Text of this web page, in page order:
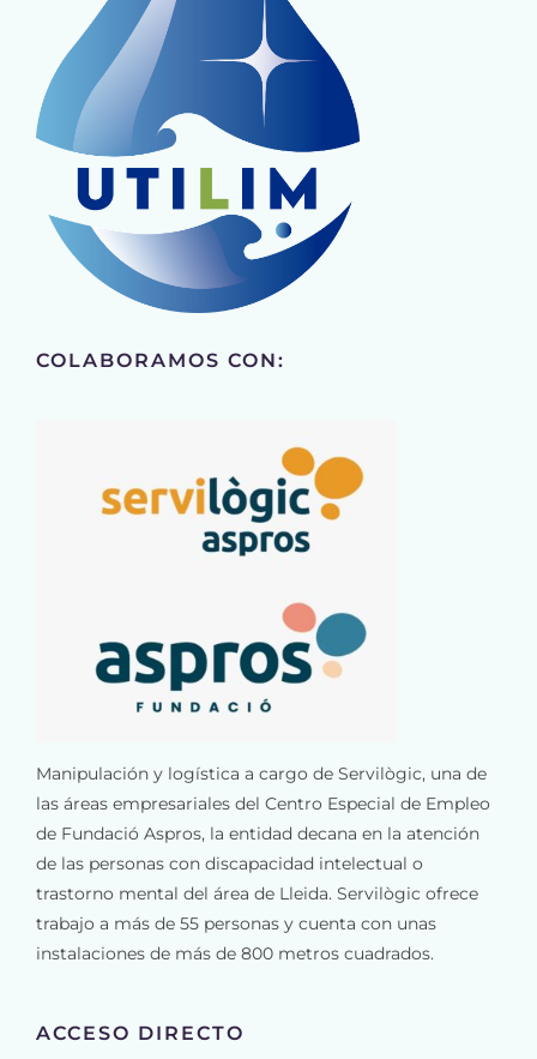
COLABORAMOS CON:
Manipulación y logística a cargo de Servilògic, una de
las áreas empresariales del Centro Especial de Empleo
de Fundació Aspros, la entidad decana en la atención
de las personas con discapacidad intelectual o
trastorno mental del área de Lleida. Servilògic ofrece
trabajo a más de 55 personas y cuenta con unas
instalaciones de más de 800 metros cuadrados.
ACCESO DIRECTO